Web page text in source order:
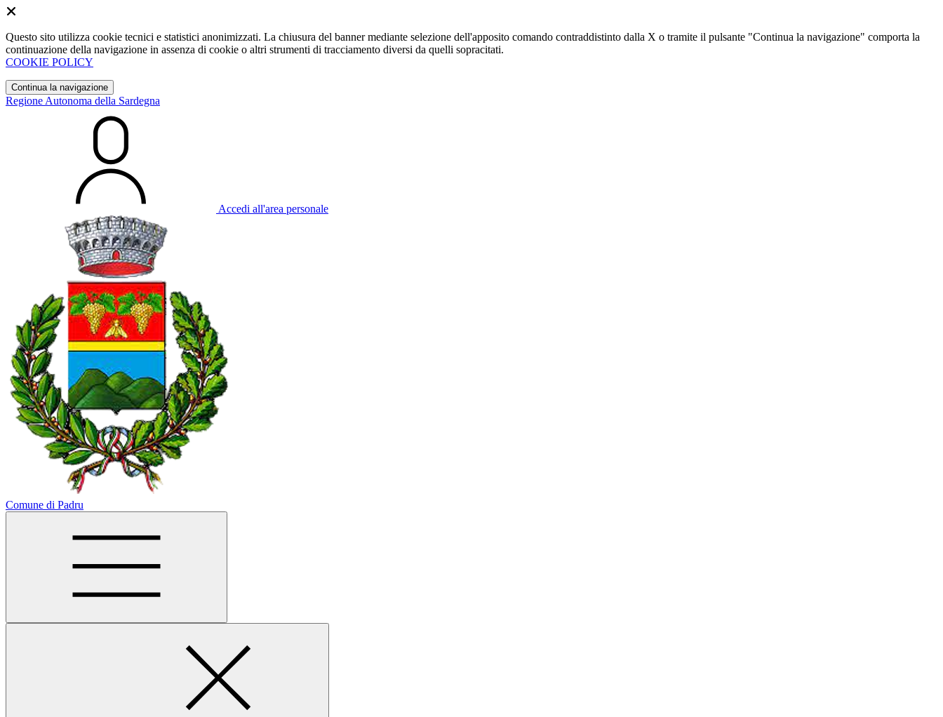
Questo sito utilizza cookie tecnici e statistici anonimizzati. La chiusura del banner mediante selezione dell'apposito comando contraddistinto dalla X o tramite il pulsante "Continua la navigazione" comporta la
continuazione della navigazione in assenza di cookie o altri strumenti di tracciamento diversi da quelli sopracitati.
COOKIE POLICY
Continua la navigazione
Regione Autonoma della Sardegna
Accedi all'area personale
Comune di Padru